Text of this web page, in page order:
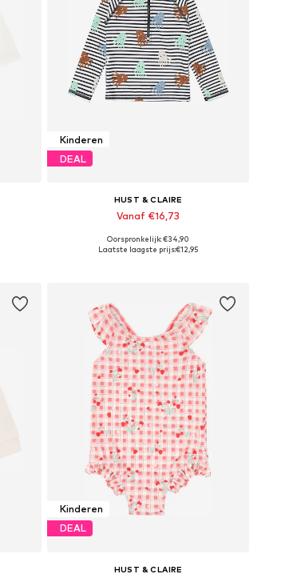
Kinderen
DEAL
HUST & CLAIRE
Vanaf €16,73
Beschikbare maten: 86, 86-92, 110-116
Oorspronkelijk: €34,90
Laatste laagste prijs:€12,95
Kinderen
DEAL
HUST & CLAIRE